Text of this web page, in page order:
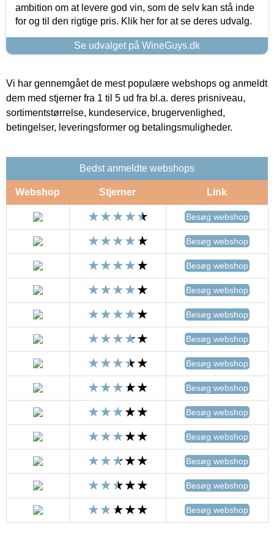
ambition om at levere god vin, som de selv kan stå inde
for og til den rigtige pris. Klik her for at se deres udvalg.
Se udvalget på WineGuys.dk
Vi har gennemgået de mest populære webshops og anmeldt
dem med stjerner fra 1 til 5 ud fra bl.a. deres prisniveau,
sortimentstørrelse, kundeservice, brugervenlighed,
betingelser, leveringsformer og betalingsmuligheder.
Bedst anmeldte webshops
Webshop Stjerner Link
Besøg webshop
Besøg webshop
Besøg webshop
Besøg webshop
Besøg webshop
Besøg webshop
Besøg webshop
Besøg webshop
Besøg webshop
Besøg webshop
Besøg webshop
Besøg webshop
Besøg webshop